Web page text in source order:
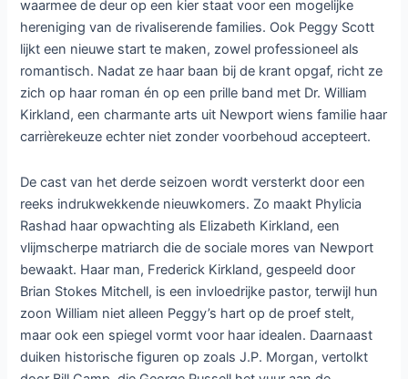
waarmee de deur op een kier staat voor een mogelijke
hereniging van de rivaliserende families. Ook Peggy Scott
lijkt een nieuwe start te maken, zowel professioneel als
romantisch. Nadat ze haar baan bij de krant opgaf, richt ze
zich op haar roman én op een prille band met Dr. William
Kirkland, een charmante arts uit Newport wiens familie haar
carrièrekeuze echter niet zonder voorbehoud accepteert.
De cast van het derde seizoen wordt versterkt door een
reeks indrukwekkende nieuwkomers. Zo maakt Phylicia
Rashad haar opwachting als Elizabeth Kirkland, een
vlijmscherpe matriarch die de sociale mores van Newport
bewaakt. Haar man, Frederick Kirkland, gespeeld door
Brian Stokes Mitchell, is een invloedrijke pastor, terwijl hun
zoon William niet alleen Peggy’s hart op de proef stelt,
maar ook een spiegel vormt voor haar idealen. Daarnaast
duiken historische figuren op zoals J.P. Morgan, vertolkt